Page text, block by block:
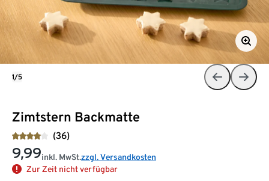
Zimtstern Backmatte
(36)
9,99inkl. MwSt.zzgl. Versandkosten
Zur Zeit nicht verfügbar
1/5